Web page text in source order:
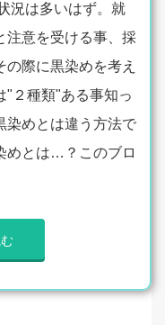
況は多いはず。就
注意を受ける事、採
際に黒染めを考え
２種類"ある事知っ
染めとは違う方法で
めとは…？このブロ